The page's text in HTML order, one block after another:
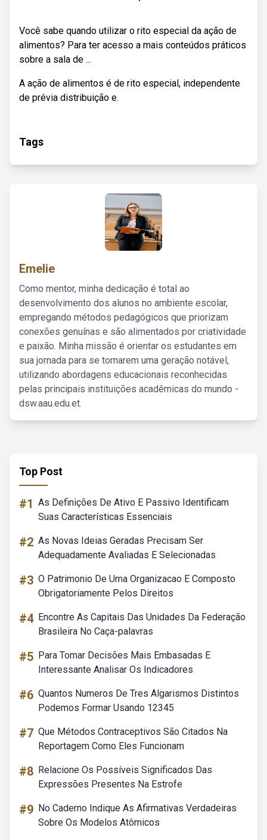
Você sabe quando utilizar o rito especial da ação de
alimentos? Para ter acesso a mais conteúdos práticos
sobre a sala de ...
A ação de alimentos é de rito especial, independente
de prévia distribuição e.
Tags
Emelie
Como mentor, minha dedicação é total ao
desenvolvimento dos alunos no ambiente escolar,
empregando métodos pedagógicos que priorizam
conexões genuínas e são alimentados por criatividade
e paixão. Minha missão é orientar os estudantes em
sua jornada para se tornarem uma geração notável,
utilizando abordagens educacionais reconhecidas
pelas principais instituições acadêmicas do mundo -
dsw.aau.edu.et.
Top Post
#1 As Definições De Ativo E Passivo Identificam
Suas Características Essenciais
#2 As Novas Ideias Geradas Precisam Ser
Adequadamente Avaliadas E Selecionadas
#3 O Patrimonio De Uma Organizacao E Composto
Obrigatoriamente Pelos Direitos
#4 Encontre As Capitais Das Unidades Da Federação
Brasileira No Caça-palavras
#5 Para Tomar Decisões Mais Embasadas E
Interessante Analisar Os Indicadores
#6 Quantos Numeros De Tres Algarismos Distintos
Podemos Formar Usando 12345
#7 Que Métodos Contraceptivos São Citados Na
Reportagem Como Eles Funcionam
#8 Relacione Os Possíveis Significados Das
Expressões Presentes Na Estrofe
#9 No Caderno Indique As Afirmativas Verdadeiras
Sobre Os Modelos Atômicos